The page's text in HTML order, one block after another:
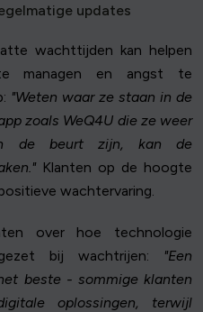
updates
wachttijden kan helpen
managen en angst te
"Weten waar ze staan in de
zoals WeQ4U die ze weer
de beurt zijn, kan de
Klanten op de hoogte
wachtervaring.
over hoe technologie
bij wachtrijen:
"Een
beste - sommige klanten
oplossingen, terwijl